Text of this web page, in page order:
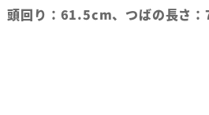
頭回り：61.5cm、つばの長さ